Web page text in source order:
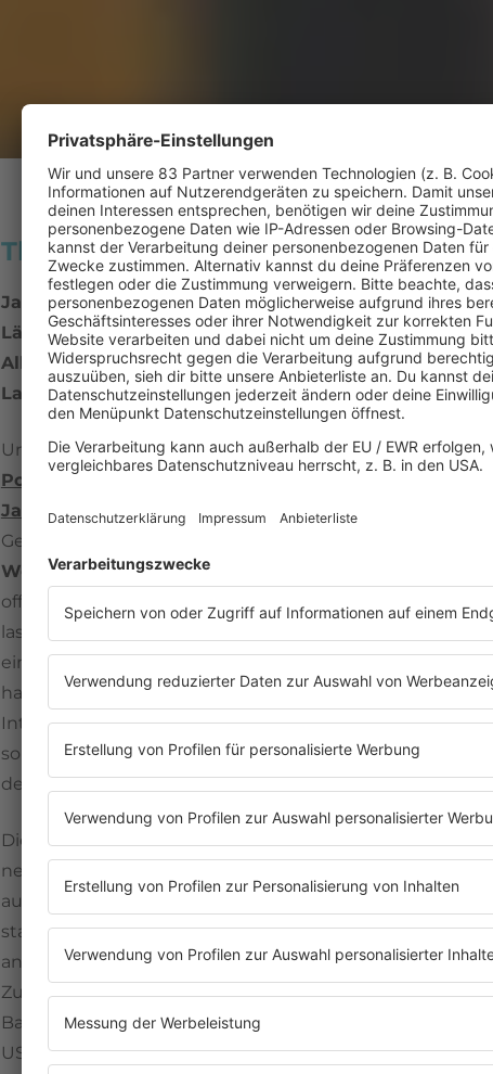
The Weathermen "Poison"
Jahr:
1987
Länge:4:41
Album:The Black Album According to The Weathermen
Lable: Play It Again Sam
Und wieder mal einStalker-Song.StingmitThe
Police ("Every Breath You Take")
Michael
Jackson ("Dirty Diana")hatten in diesem speziellen
Genre ja schon große Hits gehabt. Die Belgier
Weathermennahmen sich dem Thema deutlich
offensiver an, verzichten auf Umschreibungen, und
lassen eine Stalkerin gleich am Anfang von "Poison" auf
einen Anrufbeantworter (Mailbox) sprechen. Allerdings
haben dieThe Weathermenspäter eine andere
Interpretation verbreitet, die im Text auch belegt ist: es
soll um Umweltverschmutzung gehen ("Es ist überall, in
der Luft, in den Chromosomen").
Die BandThe Weathermenwurden in den 80ern dem
neu entstandenen Musikstil
auch aufgrund der Tatsache, dass sie aus Belgien
stammten, wo in diesen JahrenFront 242und viele
andere Bands dieser Musikrichtung aktiv waren. Dieser
Zusammenhang wurde allerdings im Marketing der
Band verschwiegen, der Band wurde attestiert aus den
USA zu kommen. Dabei war nur ein Mitglied derThe